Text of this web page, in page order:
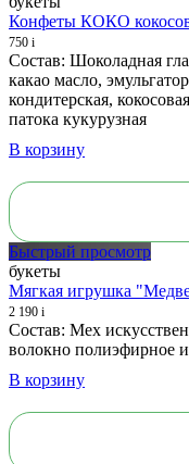
Конфеты КОКО
750 i
Состав: Шоколадная
какао масло,
кондитерская,
патока кукурузная
В корзину
Быстрый просмотр
букеты
Мягкая игрушка
2 190 i
Состав: Мех
волокно полиэфирное
В корзину